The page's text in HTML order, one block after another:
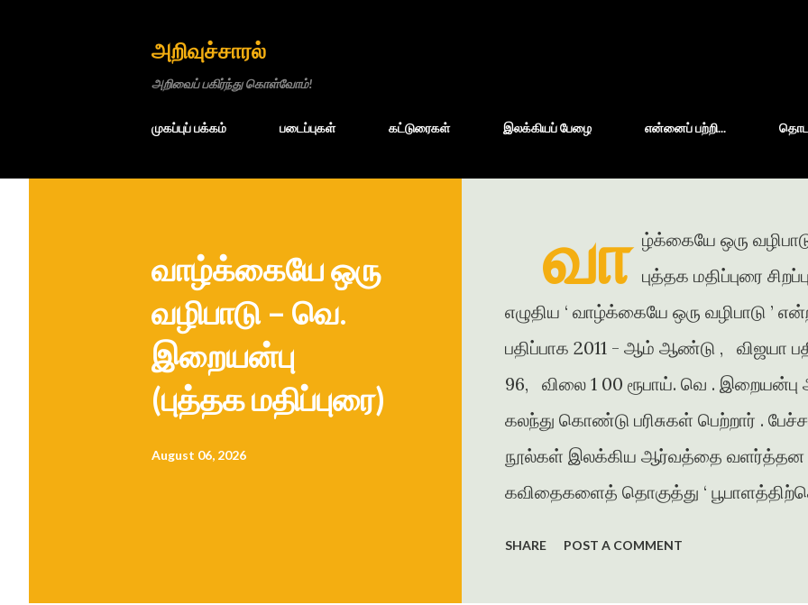
அறிவுச்சாரல்
அறிவைப் பகிர்ந்து கொள்வோம்!
முகப்புப் பக்கம் படைப்புகள் கட்டுரைகள் இலக்கியப் பேழை என்னைப் பற்றி...
வாழ்க்கையே ஒரு
வழிபாடு – வெ.
இறையன்பு
(புத்தக மதிப்புரை)
August 06, 2026
வா ழ்க்கையே ஒரு
புத்தக மதிப்புரை
எழுதிய ‘ வாழ்க்கையே ஒரு வழிபாடு
பதிப்பாக 2011 - ஆம் ஆண்டு , விஜயா
96, விலை 1 00 ரூபாய். வெ .
கலந்து கொண்டு பரிசுகள் பெற்றார் .
நூல்கள் இலக்கிய ஆர்வத்தை வளர்த்தன .
கவிதைகளைத் தொகுத்து ‘
கவிதை , கட்டுரைகளை எழுதியுள்ளார்
SHARE POST A COMMENT